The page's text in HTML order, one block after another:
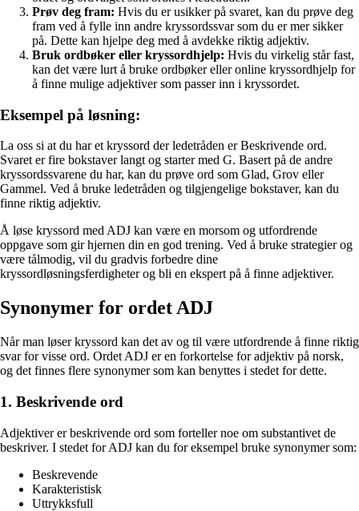
Prøv deg fram: Hvis du er usikker på svaret, kan du prøve deg
fram ved å fylle inn andre kryssordssvar som du er mer sikker
på. Dette kan hjelpe deg med å avdekke riktig adjektiv.
Bruk ordbøker eller kryssordhjelp: Hvis du virkelig står fast,
kan det være lurt å bruke ordbøker eller online kryssordhjelp for
å finne mulige adjektiver som passer inn i kryssordet.
Eksempel på løsning:
La oss si at du har et kryssord der ledetråden er Beskrivende ord.
Svaret er fire bokstaver langt og starter med G. Basert på de andre
kryssordssvarene du har, kan du prøve ord som Glad, Grov eller
Gammel. Ved å bruke ledetråden og tilgjengelige bokstaver, kan du
finne riktig adjektiv.
Å løse kryssord med ADJ kan være en morsom og utfordrende
oppgave som gir hjernen din en god trening. Ved å bruke strategier og
være tålmodig, vil du gradvis forbedre dine
kryssordløsningsferdigheter og bli en ekspert på å finne adjektiver.
Synonymer for ordet ADJ
Når man løser kryssord kan det av og til være utfordrende å finne riktig
svar for visse ord. Ordet ADJ er en forkortelse for adjektiv på norsk,
og det finnes flere synonymer som kan benyttes i stedet for dette.
1. Beskrivende ord
Adjektiver er beskrivende ord som forteller noe om substantivet de
beskriver. I stedet for ADJ kan du for eksempel bruke synonymer som:
Beskrevende
Karakteristisk
Uttrykksfull